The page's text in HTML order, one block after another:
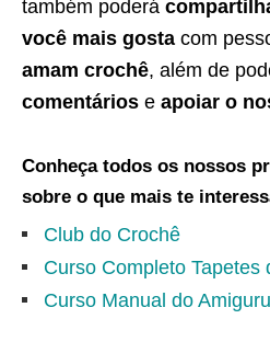
também poderá
você mais gosta com
amam crochê, além de
comentários e apoiar o
Conheça todos os nossos
sobre o que mais te
Club do Crochê
Curso Completo Tapetes
Curso Manual do